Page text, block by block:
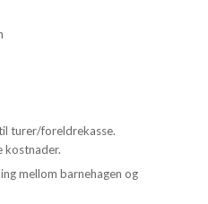
turer/foreldrekasse.
kostnader.
mellom barnehagen og